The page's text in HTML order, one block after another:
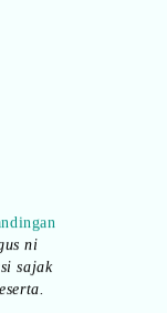
ni
sajak